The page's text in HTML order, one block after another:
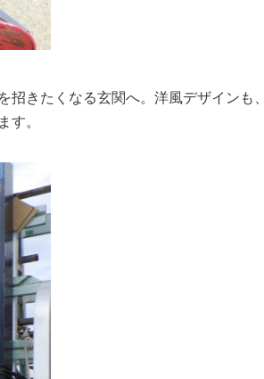
きたくなる玄関へ。洋風デザインも、
す。